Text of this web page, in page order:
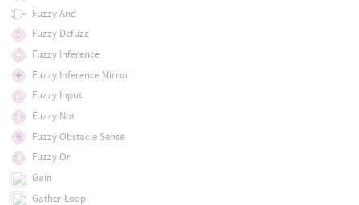
Fuzzy And
Fuzzy Defuzz
Fuzzy Inference
Fuzzy Inference Mirror
Fuzzy Input
Fuzzy Not
Fuzzy Obstacle Sense
Fuzzy Or
Gain
Gather Loop